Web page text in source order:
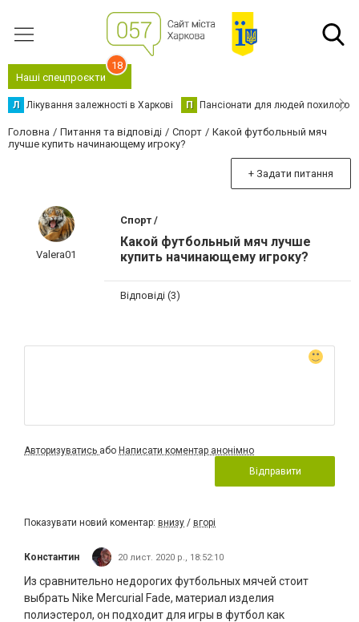
Наші спецпроєкти
18
Л Лікування залежності в Харкові П Пансіонати для людей похилого
Головна Питання та відповіді Спорт
Какой футбольный мяч
лучше купить начинающему игроку?
+ Задати питання
Valera01
Спорт /
Какой футбольный мяч лучше
купить начинающему игроку?
Відповіді (3)
Авторизуватись або Написати коментар анонімно
Відправити
Показувати новий коментар: внизу / вгорі
Константин 20 лист. 2020 р., 18:52:10
Из сравнительно недорогих футбольных мячей стоит
выбрать Nike Mercurial Fade, материал изделия
полиэстерол, он подходит для игры в футбол как